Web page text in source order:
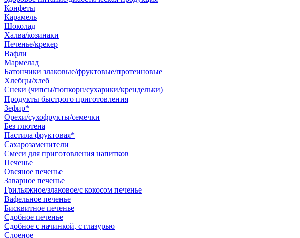
Конфеты
Карамель
Шоколад
Халва/козинаки
Печенье/крекер
Вафли
Мармелад
Батончики злаковые/фруктовые/протеиновые
Хлебцы/хлеб
Снеки (чипсы/попкорн/сухарики/крендельки)
Продукты быстрого приготовления
Зефир*
Орехи/сухофрукты/семечки
Без глютена
Пастила фруктовая*
Сахарозаменители
Смеси для приготовления напитков
Печенье
Овсяное печенье
Заварное печенье
Грильяжное/злаковое/с кокосом печенье
Вафельное печенье
Бисквитное печенье
Сдобное печенье
Сдобное с начинкой, с глазурью
Слоеное